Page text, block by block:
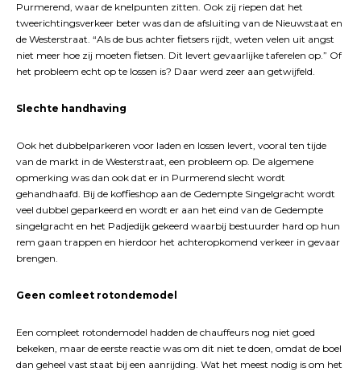
Purmerend, waar de knelpunten zitten. Ook zij riepen dat het
tweerichtingsverkeer beter was dan de afsluiting van de Nieuwstaat en
de Westerstraat. “Als de bus achter fietsers rijdt, weten velen uit angst
niet meer hoe zij moeten fietsen. Dit levert gevaarlijke taferelen op.” Of
het probleem echt op te lossen is? Daar werd zeer aan getwijfeld.
Slechte handhaving
Ook het dubbelparkeren voor laden en lossen levert, vooral ten tijde
van de markt in de Westerstraat, een probleem op. De algemene
opmerking was dan ook dat er in Purmerend slecht wordt
gehandhaafd. Bij de koffieshop aan de Gedempte Singelgracht wordt
veel dubbel geparkeerd en wordt er aan het eind van de Gedempte
singelgracht en het Padjedijk gekeerd waarbij bestuurder hard op hun
rem gaan trappen en hierdoor het achteropkomend verkeer in gevaar
brengen.
Geen comleet rotondemodel
Een compleet rotondemodel hadden de chauffeurs nog niet goed
bekeken, maar de eerste reactie was om dit niet te doen, omdat de boel
dan geheel vast staat bij een aanrijding. Wat het meest nodig is om het